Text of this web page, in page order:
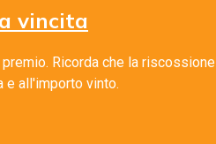
vincita
Ricorda che la riscossione
e all'importo vinto.